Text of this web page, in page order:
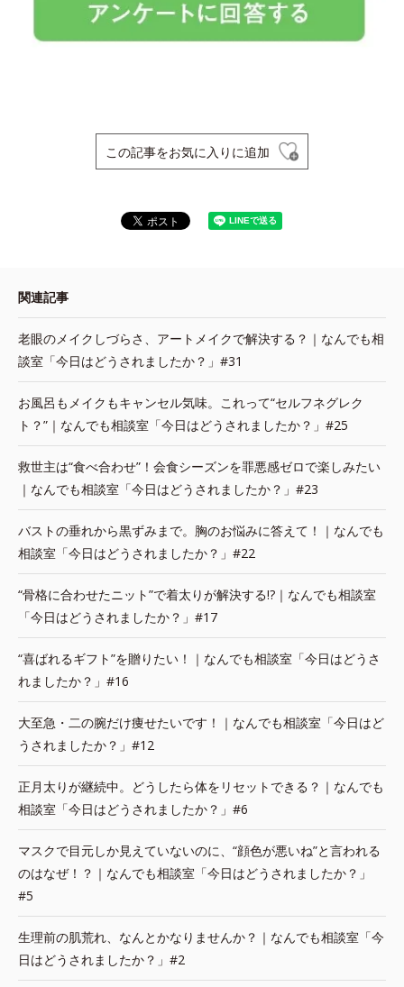
この記事をお気に入りに追加
関連記事
老眼のメイクしづらさ、アートメイクで解決する？｜なんでも相
談室「今日はどうされましたか？」#31
お風呂もメイクもキャンセル気味。これって“セルフネグレク
ト？”｜なんでも相談室「今日はどうされましたか？」#25
救世主は“食べ合わせ”！会食シーズンを罪悪感ゼロで楽しみたい
｜なんでも相談室「今日はどうされましたか？」#23
バストの垂れから黒ずみまで。胸のお悩みに答えて！｜なんでも
相談室「今日はどうされましたか？」#22
“骨格に合わせたニット”で着太りが解決する!?｜なんでも相談室
「今日はどうされましたか？」#17
“喜ばれるギフト”を贈りたい！｜なんでも相談室「今日はどうさ
れましたか？」#16
大至急・二の腕だけ痩せたいです！｜なんでも相談室「今日はど
うされましたか？」#12
正月太りが継続中。どうしたら体をリセットできる？｜なんでも
相談室「今日はどうされましたか？」#6
マスクで目元しか見えていないのに、“顔色が悪いね”と言われる
のはなぜ！？｜なんでも相談室「今日はどうされましたか？」
#5
生理前の肌荒れ、なんとかなりませんか？｜なんでも相談室「今
日はどうされましたか？」#2